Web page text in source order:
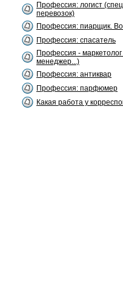
Профессия: логист
перевозок)
Профессия: пиарщик.
Профессия: спасатель
Профессия -
менеджер...)
Профессия: антиквар
Профессия: парфюмер
Какая работа у